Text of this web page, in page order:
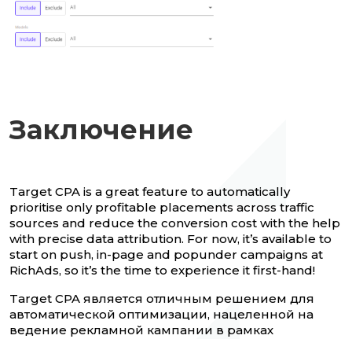
Заключение
Target CPA is a great feature to automatically
prioritise only profitable placements across traffic
sources and reduce the conversion cost with the help
with precise data attribution. For now, it’s available to
start on push, in-page and popunder campaigns at
RichAds, so it’s the time to experience it first-hand!
Target CPA является отличным решением для
автоматической оптимизации, нацеленной на
ведение рекламной кампании в рамках